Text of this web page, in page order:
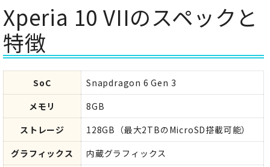
Xperia 10 VIIのスペックと
特徴
SoC
Snapdragon 6 Gen 3
メモリ
8GB
ストレージ
128GB（最大2TBのMicroSD搭載可能）
グラフィックス
内蔵グラフィックス